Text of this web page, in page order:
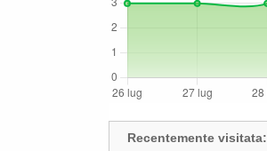
Recentemente visitata: